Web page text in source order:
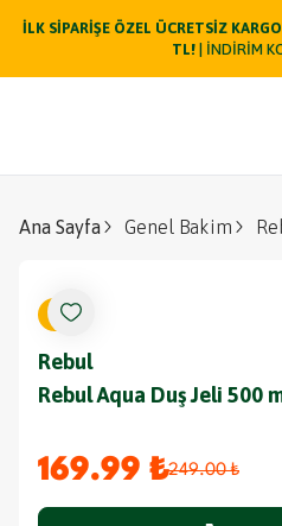
İLK SİPARİŞE ÖZEL ÜCRETSİZ KARGO
TL! | İNDİRİM
Ana Sayfa Genel Bakim
% 32
Rebul
Rebul Aqua Duş Jeli 500
169.99 ₺249.00 ₺